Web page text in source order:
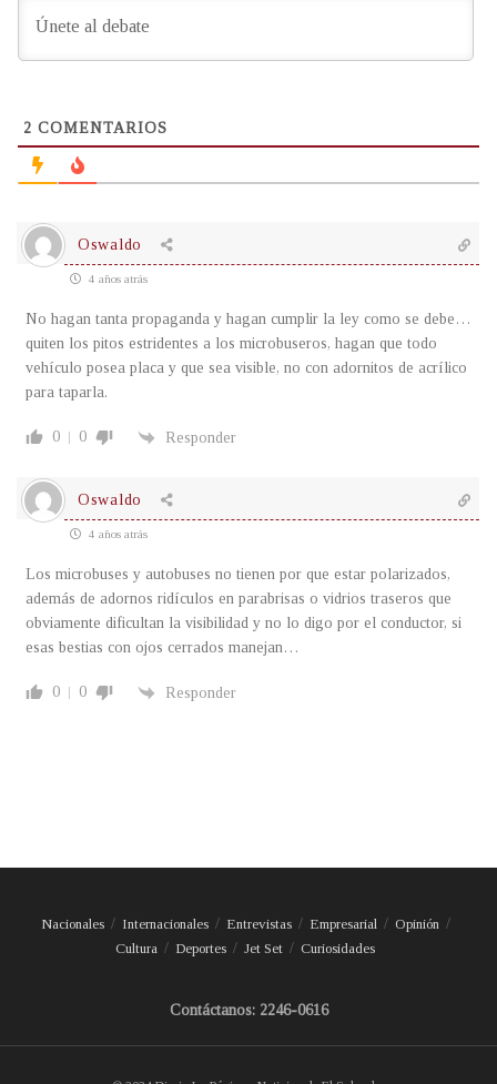
2 COMENTARIOS
Oswaldo
4 años atrás
No hagan tanta propaganda y hagan cumplir la ley como se debe…
quiten los pitos estridentes a los microbuseros, hagan que todo
vehículo posea placa y que sea visible, no con adornitos de acrílico
para taparla.
0 0 Responder
Oswaldo
4 años atrás
Los microbuses y autobuses no tienen por que estar polarizados,
además de adornos ridículos en parabrisas o vidrios traseros que
obviamente dificultan la visibilidad y no lo digo por el conductor, si
esas bestias con ojos cerrados manejan…
0 0 Responder
Nacionales Internacionales Entrevistas Empresarial
Opinión
Cultura
Deportes Jet Set Curiosidades
Contáctanos: 2246-0616